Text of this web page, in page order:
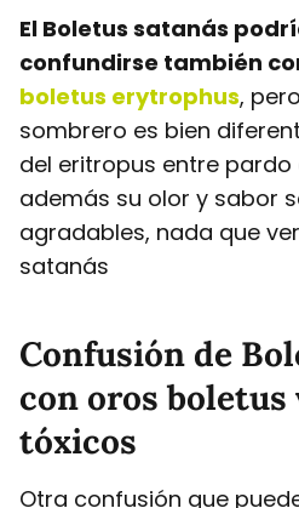
El Boletus satanás
confundirse también
boletus erytrophus,
sombrero es bien
del eritropus entre pardo
además su olor y sabor
agradables, nada que
satanás
Confusión de
con oros boletus
tóxicos
Otra confusión que